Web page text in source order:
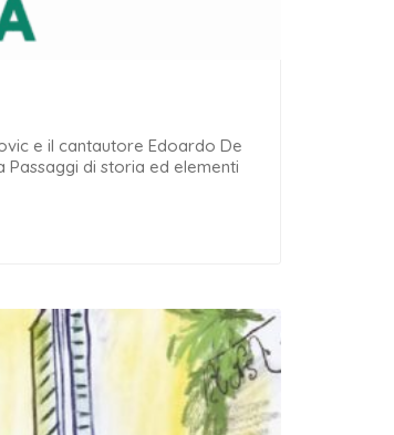
e il cantautore Edoardo De
Passaggi di storia ed elementi